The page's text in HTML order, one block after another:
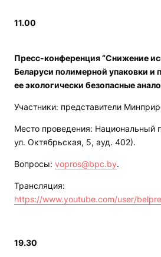
11.00
Пресс-конференция “Снижение
Беларуси полимерной упаковки и
ее экологически безопасные
Участники: представители
Место проведения: Национальный
ул. Октябрьская, 5, ауд. 402).
Вопросы: vopros@bpc.by.
Трансляция:
https://www.youtube.com/user/
19.30